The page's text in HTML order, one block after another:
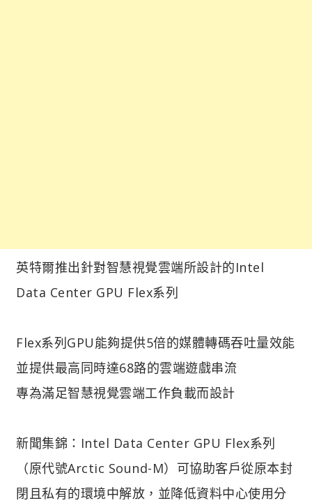
英特爾推出針對智慧視覺雲端所設計的Intel
Data Center GPU Flex系列
Flex系列GPU能夠提供5倍的媒體轉碼吞吐量效能
並提供最高同時達68路的雲端遊戲串流
專為滿足智慧視覺雲端工作負載而設計
新聞集錦：Intel Data Center GPU Flex系列
（原代號Arctic Sound-M）可協助客戶從原本封
閉且私有的環境中解放，並降低資料中心使用分